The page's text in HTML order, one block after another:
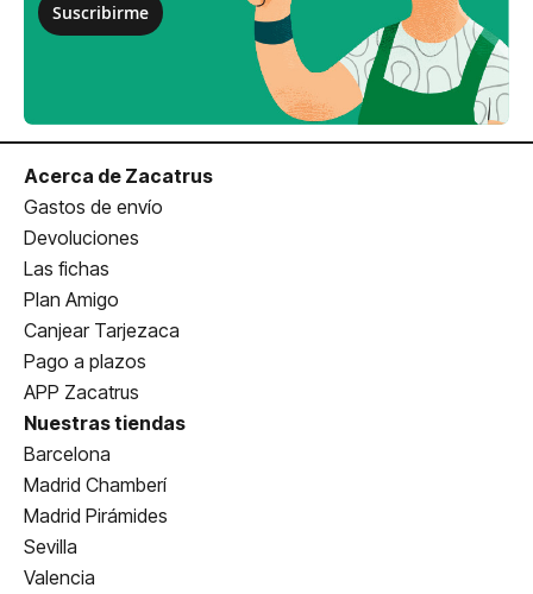
Suscribirme
Acerca de Zacatrus
Gastos de envío
Devoluciones
Las fichas
Plan Amigo
Canjear Tarjezaca
Pago a plazos
APP Zacatrus
Nuestras tiendas
Barcelona
Madrid Chamberí
Madrid Pirámides
Sevilla
Valencia